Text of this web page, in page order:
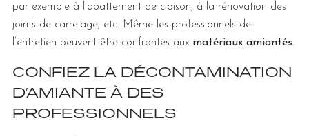
par exemple à l’abattement de cloison, à la rénovation des
joints de carrelage, etc. Même les professionnels de
l’entretien peuvent être confrontés aux matériaux amiantés.
CONFIEZ LA DÉCONTAMINATION
D’AMIANTE À DES
PROFESSIONNELS